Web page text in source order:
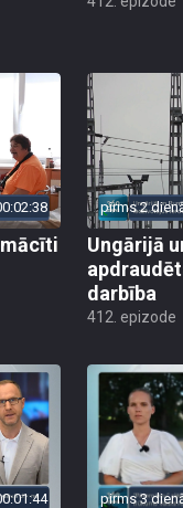
pirms 2
Ungārijā
darbība
412. epizode
pirms 3